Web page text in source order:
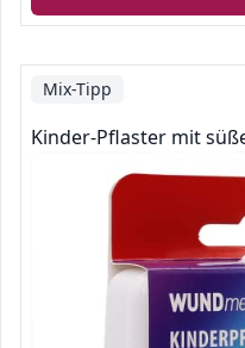
Mix-Tipp
Kinder-Pflaster mit